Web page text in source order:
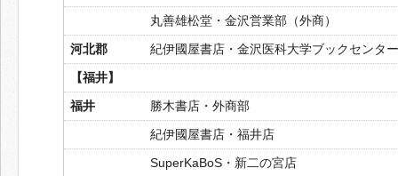
丸善雄松堂・金沢営業部（外商）
河北郡
紀伊國屋書店・金沢医科大学ブックセンター
【福井】
福井
勝木書店・外商部
紀伊國屋書店・福井店
SuperKaBoS・新二の宮店